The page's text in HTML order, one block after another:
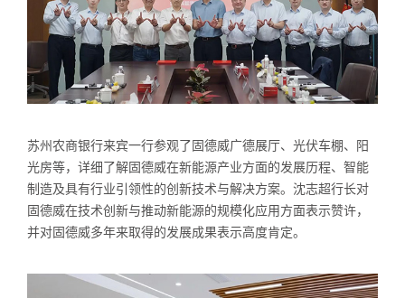
苏州农商银行来宾一行参观了固德威广德展厅、光伏车棚、阳
光房等，详细了解固德威在新能源产业方面的发展历程、智能
制造及具有行业引领性的创新技术与解决方案。沈志超行长对
固德威在技术创新与推动新能源的规模化应用方面表示赞许，
并对固德威多年来取得的发展成果表示高度肯定。